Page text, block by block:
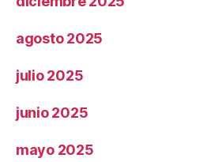
agosto 2025
julio 2025
junio 2025
mayo 2025